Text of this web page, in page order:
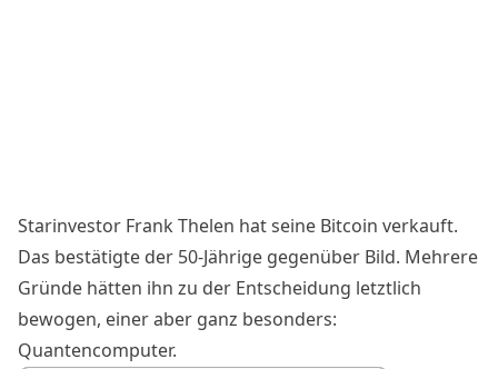
Starinvestor Frank Thelen hat seine Bitcoin verkauft.
Das bestätigte der 50-Jährige gegenüber Bild. Mehrere
Gründe hätten ihn zu der Entscheidung letztlich
bewogen, einer aber ganz besonders:
Quantencomputer.